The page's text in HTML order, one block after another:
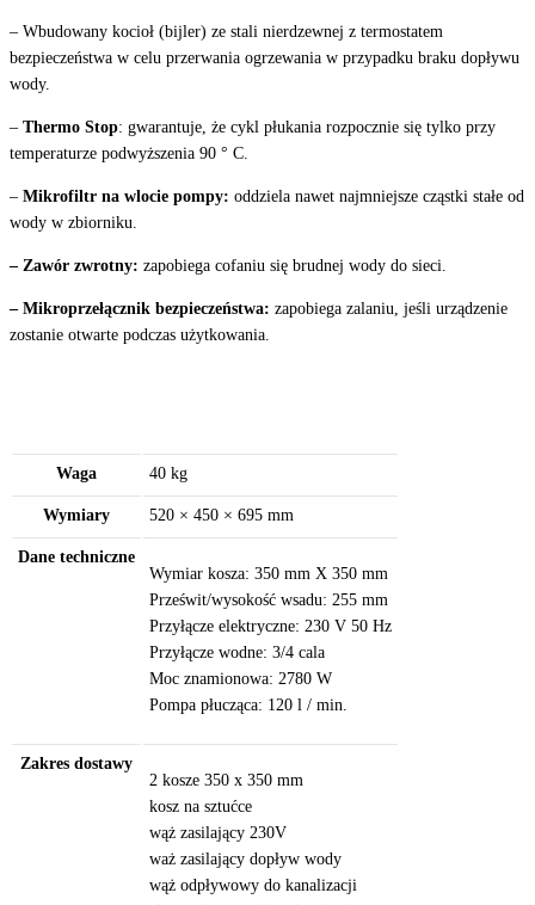
– Wbudowany kocioł (bijler) ze stali nierdzewnej z termostatem
bezpieczeństwa w celu przerwania ogrzewania w przypadku braku dopływu
wody.
– Thermo Stop: gwarantuje, że cykl płukania rozpocznie się tylko przy
temperaturze podwyższenia 90 ° C.
– Mikrofiltr na wlocie pompy: oddziela nawet najmniejsze cząstki stałe od
wody w zbiorniku.
– Zawór zwrotny: zapobiega cofaniu się brudnej wody do sieci.
– Mikroprzełącznik bezpieczeństwa: zapobiega zalaniu, jeśli urządzenie
zostanie otwarte podczas użytkowania.
Waga 40 kg
Wymiary 520 × 450 × 695 mm
Dane techniczne
Wymiar kosza: 350 mm X 350 mm
Prześwit/wysokość wsadu: 255 mm
Przyłącze elektryczne: 230 V 50 Hz
Przyłącze wodne: 3/4 cala
Moc znamionowa: 2780 W
Pompa płucząca: 120 l / min.
Zakres dostawy
2 kosze 350 x 350 mm
kosz na sztućce
wąż zasilający 230V
waż zasilający dopływ wody
wąż odpływowy do kanalizacji